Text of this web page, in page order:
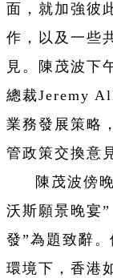
面，就加強彼
作，以及一些
見。陳茂波下
總裁Jeremy
業務發展策略
管政策交換意
陳茂波傍
沃斯願景晚宴
發”為題致辭
環境下，香港